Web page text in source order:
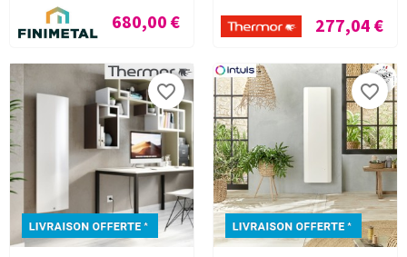
Prix
680,00 € Prix
277,04 €
favorite_border favorite_border